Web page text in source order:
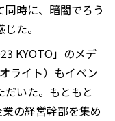
時に、暗闇でろう
た。
KYOTO」のメデ
ライト）もイベン
だいた。もともと
の経営幹部を集め